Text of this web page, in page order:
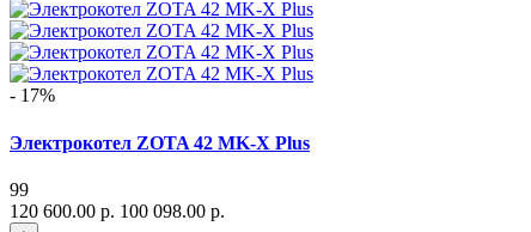
- 17%
Электрокотел ZOTA 42 MK-X Plus
99
120 600.00 р. 100 098.00 р.